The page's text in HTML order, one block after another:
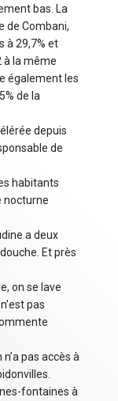
bas. La
de Combani,
à 29,7% et
à la même
également les
de la
depuis
de
habitants
nocturne
a deux
Et près
on se lave
pas
pas accès à
fontaines à